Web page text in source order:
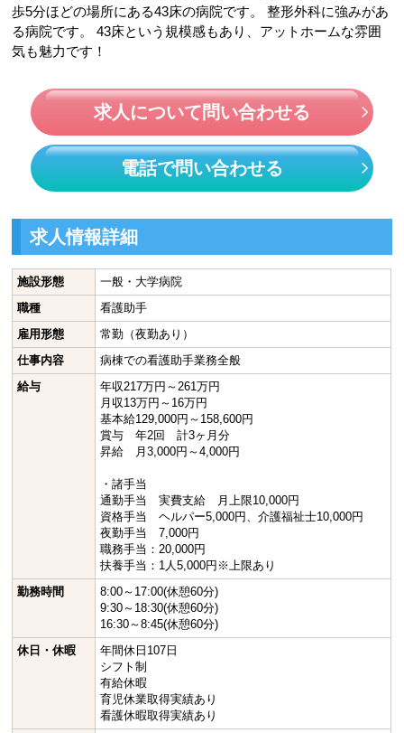
歩5分ほどの場所にある43床の病院です。 整形外科に強みがあ
る病院です。 43床という規模感もあり、アットホームな雰囲
気も魅力です！
求人について問い合わせる
電話で問い合わせる
求人情報詳細
施設形態
一般・大学病院
職種
看護助手
雇用形態
常勤（夜勤あり）
仕事内容
病棟での看護助手業務全般
給与
年収217万円～261万円
月収13万円～16万円
基本給129,000円～158,600円
賞与 年2回 計3ヶ月分
昇給 月3,000円～4,000円
・諸手当
通勤手当 実費支給 月上限10,000円
資格手当 ヘルパー5,000円、介護福祉士10,000円
夜勤手当 7,000円
職務手当：20,000円
扶養手当：1人5,000円※上限あり
勤務時間
8:00～17:00(休憩60分)
9:30～18:30(休憩60分)
16:30～8:45(休憩60分)
休日・休暇
年間休日107日
シフト制
有給休暇
育児休業取得実績あり
看護休暇取得実績あり